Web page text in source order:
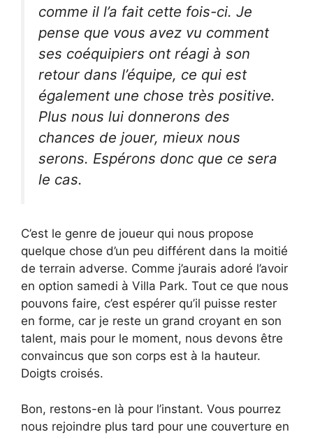
comme il l’a fait cette fois-ci. Je
pense que vous avez vu comment
ses coéquipiers ont réagi à son
retour dans l’équipe, ce qui est
également une chose très positive.
Plus nous lui donnerons des
chances de jouer, mieux nous
serons. Espérons donc que ce sera
le cas.
C’est le genre de joueur qui nous propose
quelque chose d’un peu différent dans la moitié
de terrain adverse. Comme j’aurais adoré l’avoir
en option samedi à Villa Park. Tout ce que nous
pouvons faire, c’est espérer qu’il puisse rester
en forme, car je reste un grand croyant en son
talent, mais pour le moment, nous devons être
convaincus que son corps est à la hauteur.
Doigts croisés.
Bon, restons-en là pour l’instant. Vous pourrez
nous rejoindre plus tard pour une couverture en